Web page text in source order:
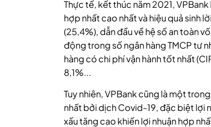
Thực tế, kết thúc năm 2021,
hợp nhất cao nhất và hiệu quả sinh
(25,4%), dẫn đầu về hệ số an toàn
động trong số ngân hàng TMCP tư
hàng có chi phí vận hành tốt nhất
8,1%...
Tuy nhiên, VPBank cũng là một
nhất bởi dịch Covid-19, đặc biệt lợi
xấu tăng cao khiến lợi nhuận hợp